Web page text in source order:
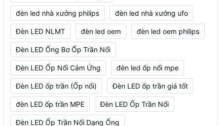
đèn led nhà xưởng philips đèn led nhà xưởng ufo
Đèn LED NLMT đèn led oem đèn led oem philips
Đèn LED Ống Bơ Ốp Trần Nổi
Đèn LED Ốp Nổi Cảm Ứng đèn led ốp nổi mpe
Đèn LED ốp trần (Ốp nổi) Đèn LED ốp trần giá tốt
đèn LED ốp trần MPE Đèn LED Ốp Trần Nổi
Đèn LED Ốp Trần Nổi Dạng Ống